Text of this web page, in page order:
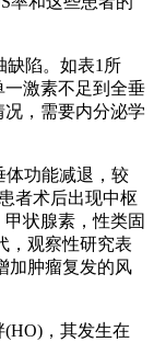
陷。如表1所
激素不足到全垂
，需要内分泌学
功能减退，较
者术后出现中枢
状腺素，性类固
，观察性研究表
加肿瘤复发的风
，其发生在